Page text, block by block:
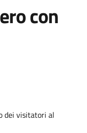
con
dei visitatori al